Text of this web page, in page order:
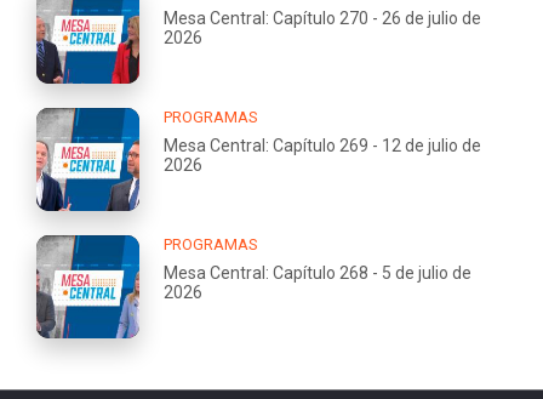
Mesa Central: Capítulo 270 - 26 de julio de
2026
PROGRAMAS
Mesa Central: Capítulo 269 - 12 de julio de
2026
PROGRAMAS
Mesa Central: Capítulo 268 - 5 de julio de
2026